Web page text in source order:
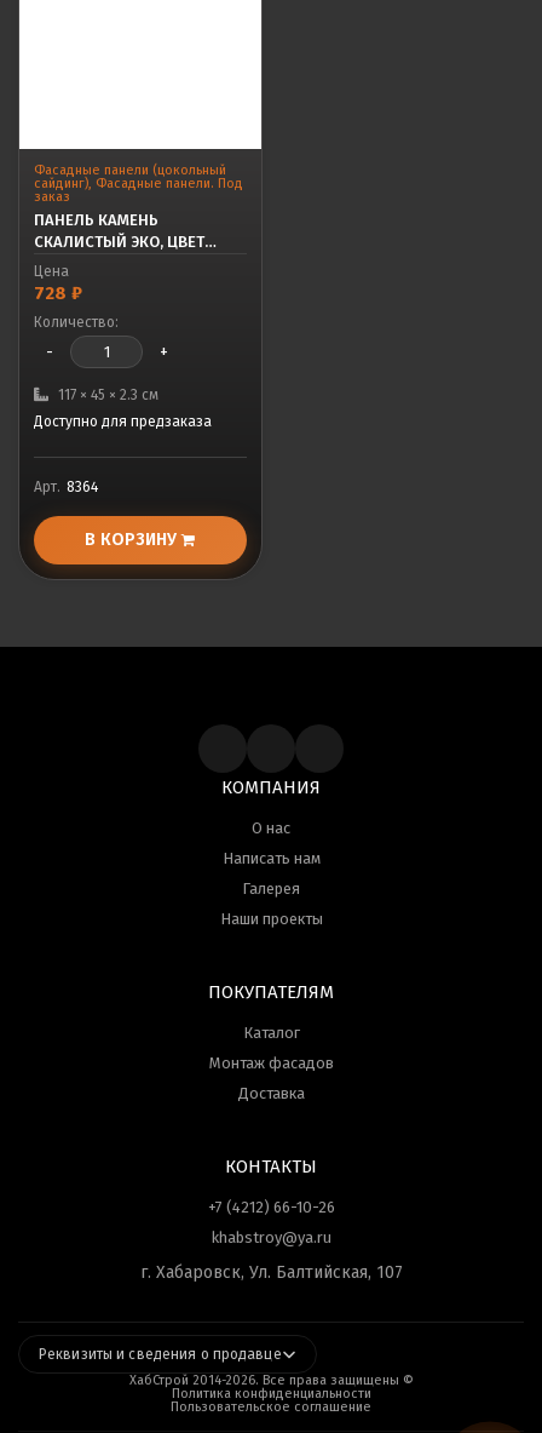
Фасадные панели (цокольный
сайдинг), Фасадные панели. Под
заказ
ПАНЕЛЬ КАМЕНЬ
СКАЛИСТЫЙ ЭКО, ЦВЕТ
ПЕСЧАНЫЙ
Цена
728 ₽
Количество:
- +
117 × 45 × 2.3 см
Доступно для предзаказа
Арт. 8364
В КОРЗИНУ
КОМПАНИЯ
О нас
Написать нам
Галерея
Наши проекты
ПОКУПАТЕЛЯМ
Каталог
Монтаж фасадов
Доставка
КОНТАКТЫ
+7 (4212) 66-10-26
khabstroy@ya.ru
г. Хабаровск, Ул. Балтийская, 107
Реквизиты и сведения о продавце
ХабСтрой 2014-2026. Все права защищены ©
Политика конфиденциальности
Пользовательское соглашение